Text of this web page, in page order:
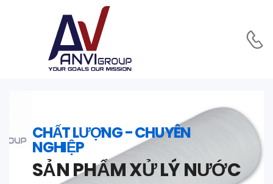
CHẤT LƯỢNG - CHUYÊN
NGHIỆP
SẢN PHẨM XỬ LÝ NƯỚC